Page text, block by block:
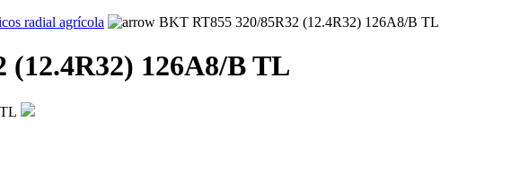
radial agrícola BKT RT855 320/85R32 (12.4R32) 126A8/B TL
(12.4R32) 126A8/B TL